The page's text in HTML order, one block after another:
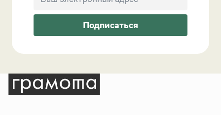
Подписаться